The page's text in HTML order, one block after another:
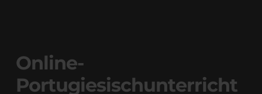
Online-
Portugiesischunterricht